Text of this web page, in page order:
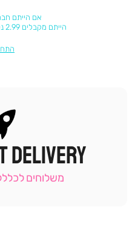
אם הייתם
הייתם מקבלים 2.99 נק' למימוש ממש עכשיו
DELIVERY
משלוחים